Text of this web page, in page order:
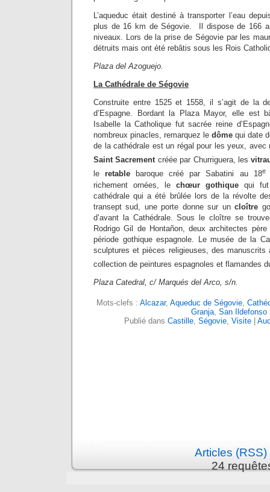
L’aqueduc était destiné à transporter l’eau
plus de 16 km de Ségovie. Il dispose de 166
niveaux. Lors de la prise de Ségovie par les
détruits mais ont été rebâtis sous les Rois
Plaza del Azoguejo.
La Cathédrale de Ségovie
Construite entre 1525 et 1558, il s’agit de la
d’Espagne. Bordant la Plaza Mayor, elle est
Isabelle la Catholique fut sacrée reine
nombreux pinacles, remarquez le dôme qui date
de la cathédrale est un régal pour les yeux,
Saint Sacrementcréée par Churriguera, les
leretable baroque créé par Sabatini au 18e
richement ornées, le chœur gothique qui fut
cathédrale qui a été brûlée lors de la révolte
transept sud, une porte donne sur uncloître
d’avant la Cathédrale. Sous le cloître se
Rodrigo Gil de Hontañon, deux architectes
période gothique espagnole. Le musée de la
sculptures et pièces religieuses, des manuscrits
collection de peintures espagnoles et flamandes
Plaza Catedral, c/ Marqués del Arco, s/n.
Mots-clefs : Alcazar, Aqueduc de Ségovie,
Granja, San Ildefonso
Publié dans Castille, Ségovie, Visite
Articles (RSS)
24